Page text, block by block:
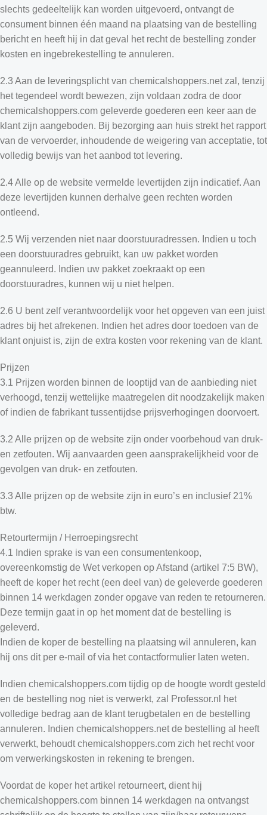
slechts gedeeltelijk kan worden uitgevoerd, ontvangt de
consument binnen één maand na plaatsing van de bestelling
bericht en heeft hij in dat geval het recht de bestelling zonder
kosten en ingebrekestelling te annuleren.
2.3 Aan de leveringsplicht van chemicalshoppers.net zal, tenzij
het tegendeel wordt bewezen, zijn voldaan zodra de door
chemicalshoppers.com geleverde goederen een keer aan de
klant zijn aangeboden. Bij bezorging aan huis strekt het rapport
van de vervoerder, inhoudende de weigering van acceptatie, tot
volledig bewijs van het aanbod tot levering.
2.4 Alle op de website vermelde levertijden zijn indicatief. Aan
deze levertijden kunnen derhalve geen rechten worden
ontleend.
2.5 Wij verzenden niet naar doorstuuradressen. Indien u toch
een doorstuuradres gebruikt, kan uw pakket worden
geannuleerd. Indien uw pakket zoekraakt op een
doorstuuradres, kunnen wij u niet helpen.
2.6 U bent zelf verantwoordelijk voor het opgeven van een juist
adres bij het afrekenen. Indien het adres door toedoen van de
klant onjuist is, zijn de extra kosten voor rekening van de klant.
Prijzen
3.1 Prijzen worden binnen de looptijd van de aanbieding niet
verhoogd, tenzij wettelijke maatregelen dit noodzakelijk maken
of indien de fabrikant tussentijdse prijsverhogingen doorvoert.
3.2 Alle prijzen op de website zijn onder voorbehoud van druk-
en zetfouten. Wij aanvaarden geen aansprakelijkheid voor de
gevolgen van druk- en zetfouten.
3.3 Alle prijzen op de website zijn in euro’s en inclusief 21%
btw.
Retourtermijn / Herroepingsrecht
4.1 Indien sprake is van een consumentenkoop,
overeenkomstig de Wet verkopen op Afstand (artikel 7:5 BW),
heeft de koper het recht (een deel van) de geleverde goederen
binnen 14 werkdagen zonder opgave van reden te retourneren.
Deze termijn gaat in op het moment dat de bestelling is
geleverd.
Indien de koper de bestelling na plaatsing wil annuleren, kan
hij ons dit per e-mail of via het contactformulier laten weten.
Indien chemicalshoppers.com tijdig op de hoogte wordt gesteld
en de bestelling nog niet is verwerkt, zal Professor.nl het
volledige bedrag aan de klant terugbetalen en de bestelling
annuleren. Indien chemicalshoppers.net de bestelling al heeft
verwerkt, behoudt chemicalshoppers.com zich het recht voor
om verwerkingskosten in rekening te brengen.
Voordat de koper het artikel retourneert, dient hij
chemicalshoppers.com binnen 14 werkdagen na ontvangst